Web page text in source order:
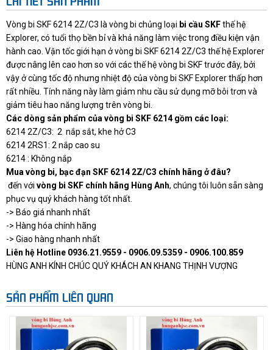
Vòng bi SKF 6214 2Z/C3 là vòng bi chủng loại bi cầu SKFthế hệ
Explorer, có tuổi thọ bền bỉ và khả năng làm việc trong điều kiện vận
hành cao. Vận tốc giới hạn ở vòng bi SKF 6214 2Z/C3 thế hệ Explorer
được nâng lên cao hơn so với các thế hệ vòng bi SKF trước đây, bởi
vậy ở cùng tốc độ nhưng nhiệt độ của vòng bi SKF Explorer thấp hơn
rất nhiều. Tính năng này làm giảm nhu cầu sử dụng mỡ bôi trơn và
giảm tiêu hao năng lượng trên vòng bi.
Các dòng sản phẩm của vòng bi SKF 6214 gồm các loại:
6214 2Z/C3: 2 nắp sắt, khe hở C3
6214 2RS1: 2 nắp cao su
6214 : Không nắp
Mua vòng bi, bạc đạn SKF 6214 2Z/C3 chính hãng ở đâu?
đến với vòng bi SKF chính hãng Hùng Anh, chúng tôi luôn sẵn sàng
phục vụ quý khách hàng tốt nhất.
-> Báo giá nhanh nhất
-> Hàng hóa chính hãng
-> Giao hàng nhanh nhất
Liên hệ Hotline 0936.21.9559 - 0906.09.5359 - 0906.100.859
HÙNG ANH KÍNH CHÚC QUÝ KHÁCH AN KHANG THỊNH VƯỢNG
SẢN PHẨM LIÊN QUAN